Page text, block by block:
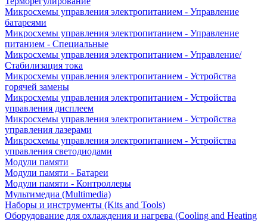
Микросхемы управления электропитанием - Управление
батареями
Микросхемы управления электропитанием - Управление
питанием - Специальные
Микросхемы управления электропитанием - Управление/
Стабилизация тока
Микросхемы управления электропитанием - Устройства
горячей замены
Микросхемы управления электропитанием - Устройства
управления дисплеем
Микросхемы управления электропитанием - Устройства
управления лазерами
Микросхемы управления электропитанием - Устройства
управления светодиодами
Модули памяти
Модули памяти - Батареи
Модули памяти - Контроллеры
Мультимедиа (Multimedia)
Наборы и инструменты (Kits and Tools)
Оборудование для охлаждения и нагрева (Cooling and Heating